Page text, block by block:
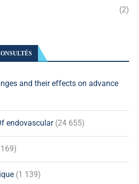
(2)
and their effects on advance
endovascular (24 655)
(1 139)